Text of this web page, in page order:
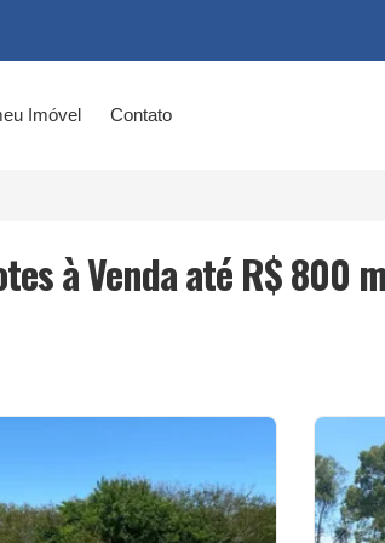
Imóvel Contato
à Venda até R$ 800